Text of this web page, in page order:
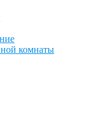
комнаты